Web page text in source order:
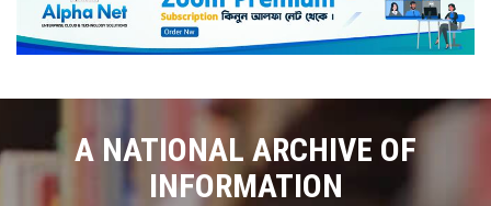
A NATIONAL ARCHIVE OF
INFORMATION